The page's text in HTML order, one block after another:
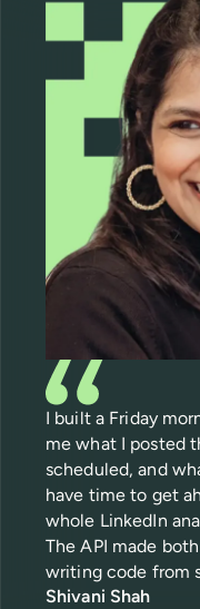
I built a Friday
me what I posted
scheduled, and
have time to get
whole LinkedIn
The API made
writing code from
Shivani Shah